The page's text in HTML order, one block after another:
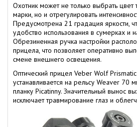
Охотник может не только выбрать цвет
марки, но и отрегулировать
Предусмотрена 21 градация яркости,
удобство использования в сумерках и
Обрезиненная ручка настройки
прицела, что позволяет оперативно
смене внешнего освещения.
Оптический прицел Veber Wolf
устанавливается на рельсу Weaver 70
планку Picatinny. Значительный вынос
исключает травмирование глаз и